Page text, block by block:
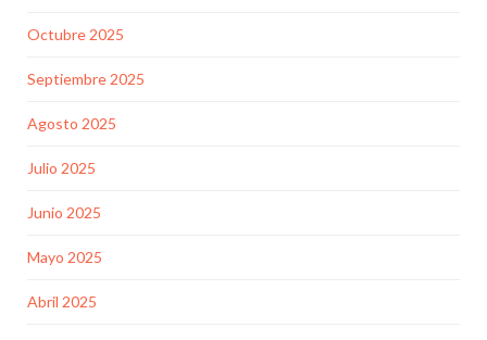
Octubre 2025
Septiembre 2025
Agosto 2025
Julio 2025
Junio 2025
Mayo 2025
Abril 2025